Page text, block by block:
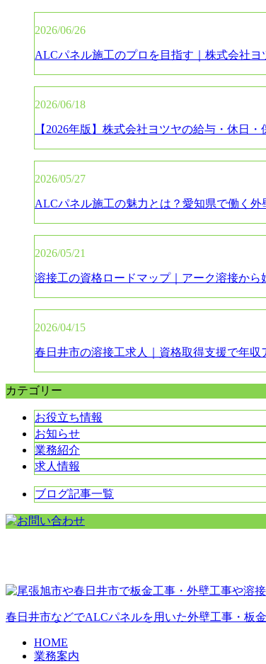
2026/06/26
ALCパネル施工のプロを目指す｜株式会社
2026/06/18
【2026年版】株式会社ヨツヤの給与・休日
2026/05/27
ALCパネル施工の魅力とは？愛知県で働く外
2026/05/21
溶接工の資格ロードマップ｜アーク溶接か
2026/04/15
春日井市の溶接工求人｜資格取得支援で年収
カテゴリー
お役立ち情報
お知らせ
業務紹介
求人情報
ブログ記事一覧
春日井市などでALCパネルを用いた外壁工事・板
HOME
業務案内